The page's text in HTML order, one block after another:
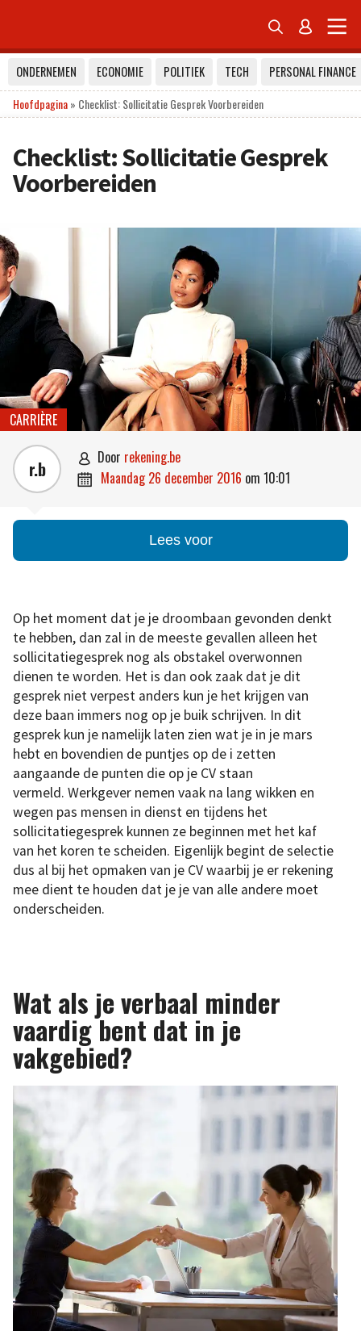
 
ONDERNEMEN ECONOMIE POLITIEK TECH
PERSONAL FINANCE
Hoofdpagina» Checklist: Sollicitatie Gesprek Voorbereiden
Checklist: Sollicitatie Gesprek
Voorbereiden
CARRIÈRE
r.b  door rekening.be
 maandag 26 december 2016 om 10:01
Lees voor
Op het moment dat je je droombaan gevonden denkt
te hebben, dan zal in de meeste gevallen alleen het
sollicitatiegesprek nog als obstakel overwonnen
dienen te worden. Het is dan ook zaak dat je dit
gesprek niet verpest anders kun je het krijgen van
deze baan immers nog op je buik schrijven. In dit
gesprek kun je namelijk laten zien wat je in je mars
hebt en bovendien de puntjes op de i zetten
aangaande de punten die op je CV staan
vermeld. Werkgever nemen vaak na lang wikken en
wegen pas mensen in dienst en tijdens het
sollicitatiegesprek kunnen ze beginnen met het kaf
van het koren te scheiden. Eigenlijk begint de selectie
dus al bij het opmaken van je CV waarbij je er rekening
mee dient te houden dat je je van alle andere moet
onderscheiden.
Wat als je verbaal minder
vaardig bent dat in je
vakgebied?